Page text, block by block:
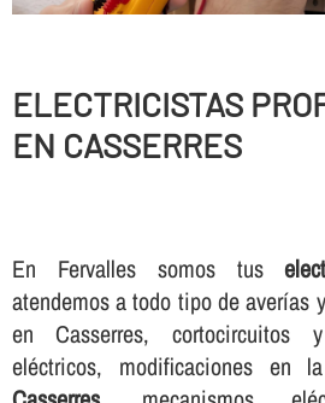
ELECTRICISTAS
EN CASSERRES
En Fervalles somos tus
atendemos a todo tipo de averí­as
en Casserres, cortocircuitos
eléctricos, modificaciones en la